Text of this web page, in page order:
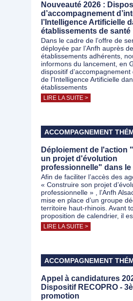
Nouveauté 2026 :
d’accompagnement
l’Intelligence Artificielle
établissements de santé
Dans le cadre de l’offre de
déployée par l’Anfh auprès
établissements adhérents,
informons du lancement, en
dispositif d’accompagnement
de l’Intelligence Artificielle
établissements
LIRE LA SUITE >
ACCOMPAGNEMENT
Déploiement de l'action
un projet d'évolution
professionnelle" dans le
Afin de faciliter l’accès des
« Construire son projet
professionnelle » , l’Anfh
mise en place d’un groupe
territoire haut-rhinois. Avant
proposition de calendrier, il
LIRE LA SUITE >
ACCOMPAGNEMENT
Appel à candidatures
Dispositif RECOPRO -
promotion